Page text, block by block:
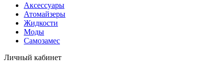
Аксессуары
Атомайзеры
Жидкости
Моды
Самозамес
Личный кабинет